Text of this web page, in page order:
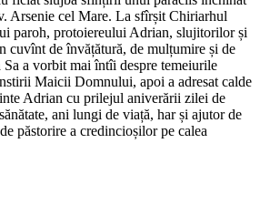
Arsenie cel Mare. La sfîrșit Chiriarhul
paroh, protoiereului Adrian, slujitorilor și
cuvînt de învățătură, de mulțumire și de
a vorbit mai întîi despre temeiurile
Maicii Domnului, apoi a adresat calde
Adrian cu prilejul aniverării zilei de
ani lungi de viață, har și ajutor de
păstorire a credincioșilor pe calea